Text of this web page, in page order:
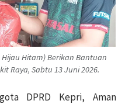
Hijau Hitam) Berikan Bantuan
Raya, Sabtu 13 Juni 2026.
DPRD Kepri, Aman